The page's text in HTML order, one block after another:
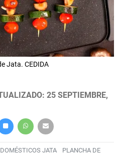
Jata. CEDIDA
25 SEPTIEMBRE,
JATA
PLANCHA DE